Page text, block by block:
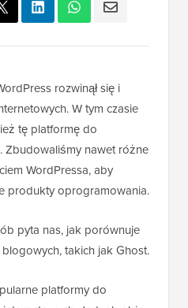
rozwinął się i
W tym czasie
tę platformę do
nawet różne
WordPressa, aby
produkty oprogramowania.
pyta nas, jak porównuje
takich jak Ghost.
platformy do